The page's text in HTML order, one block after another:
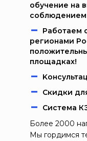
обучение на
соблюдением
Работаем
регионами
площадках!
Скидки
Система
Более 2000
Мы гордимся